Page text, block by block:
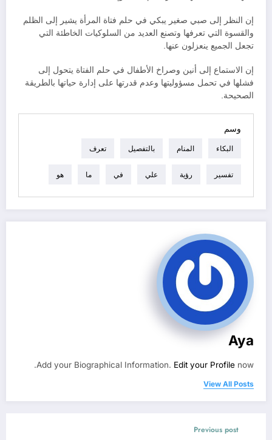
إن النظر إلى صبي صغير يبكي في حلم فتاة المرأة يشير إلى الظلم
والقسوة التي تعرفها وتصنع العديد من السلوكيات الخاطئة التي
تجعل الجميع ينعزلون عنها.
إن الاستماع إلى أنين وصراخ الأطفال في حلم الفتاة يتحول إلى
فشلها في تحمل مسؤوليتها وعدم قدرتها على إدارة حياتها بالطريقة
الصحيحة.
وسم
البكاء المنام بالتفصيل تعرف
تفسير رؤية علي في ما هو
Aya
Add your Biographical Information. Edit your Profile now.
View All Posts
Previous post